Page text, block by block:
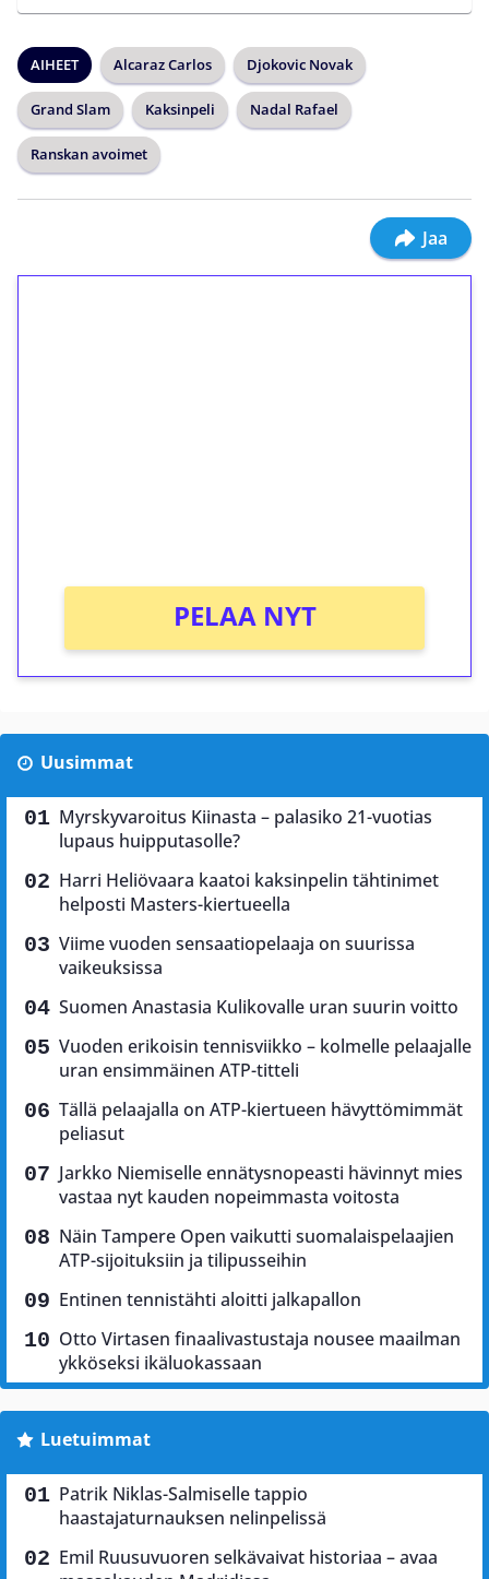
AIHEET Alcaraz Carlos Djokovic Novak
Grand Slam Kaksinpeli Nadal Rafael
Ranskan avoimet
Jaa
PELAA NYT
Uusimmat
Myrskyvaroitus Kiinasta – palasiko 21-vuotias
lupaus huipputasolle?
Harri Heliövaara kaatoi kaksinpelin tähtinimet
helposti Masters-kiertueella
Viime vuoden sensaatiopelaaja on suurissa
vaikeuksissa
Suomen Anastasia Kulikovalle uran suurin voitto
Vuoden erikoisin tennisviikko – kolmelle pelaajalle
uran ensimmäinen ATP-titteli
Tällä pelaajalla on ATP-kiertueen hävyttömimmät
peliasut
Jarkko Niemiselle ennätysnopeasti hävinnyt mies
vastaa nyt kauden nopeimmasta voitosta
Näin Tampere Open vaikutti suomalaispelaajien
ATP-sijoituksiin ja tilipusseihin
Entinen tennistähti aloitti jalkapallon
Otto Virtasen finaalivastustaja nousee maailman
ykköseksi ikäluokassaan
Luetuimmat
Patrik Niklas-Salmiselle tappio
haastajaturnauksen nelinpelissä
Emil Ruusuvuoren selkävaivat historiaa – avaa